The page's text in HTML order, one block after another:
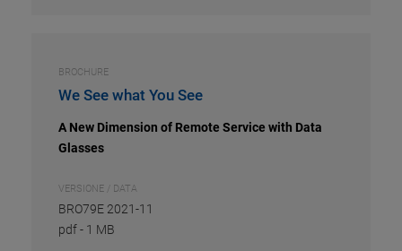
BROCHURE
We See what You See
A New Dimension of Remote Service with Data
Glasses
VERSIONE / DATA
BRO79E 2021-11
pdf- 1 MB